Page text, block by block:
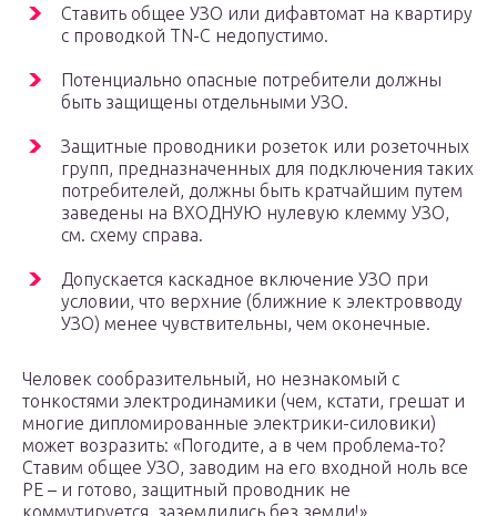
Ставить общее УЗО или дифавтомат на квартиру
с проводкой TN-C недопустимо.
Потенциально опасные потребители должны
быть защищены отдельными УЗО.
Защитные проводники розеток или розеточных
групп, предназначенных для подключения таких
потребителей, должны быть кратчайшим путем
заведены на ВХОДНУЮ нулевую клемму УЗО,
см. схему справа.
Допускается каскадное включение УЗО при
условии, что верхние (ближние к электровводу
УЗО) менее чувствительны, чем оконечные.
Человек сообразительный, но незнакомый с
тонкостями электродинамики (чем, кстати, грешат и
многие дипломированные электрики-силовики)
может возразить: «Погодите, а в чем проблема-то?
Ставим общее УЗО, заводим на его входной ноль все
РЕ – и готово, защитный проводник не
коммутируется, заземлились без земли!»